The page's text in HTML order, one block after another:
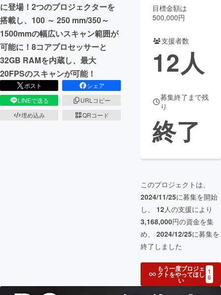
CAMPFIRE for Social Good
CAMPFIRE Creation
CAMPFIREふるさと納税
コミュニティ
に登場！2つのプロジェクターを
搭載し、100 ～ 250 mm/350～
1500mmの幅広いスキャン範囲が
可能に！8コアプロセッサーと
32GB RAMを内蔵し、最大
20FPSのスキャンが可能！
ポスト
シェア
LINEで送る
URLコピー
埋め込み
QRコード
目標金額は
500,000円
支援者数
12人
募集終了まで残
り
終了
このプロジェクトは、
2024/11/25に募集を開始
し、 12人の支援により
3,168,000円の資金を集
め、 2024/12/25に募集を
終了しました
もう一度プロジェ
クトをやってほし
い
1
6